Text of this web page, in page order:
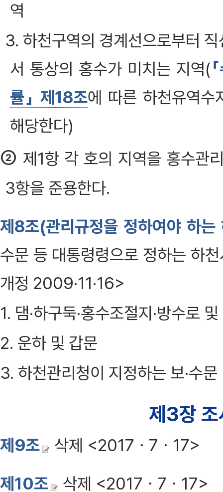
역
3. 하천구역의 경계선으로부터
서 통상의 홍수가 미치는 지역(
률」 제18조에 따른 하천유역수
해당한다)
② 제1항 각 호의 지역을 홍수관
3항을 준용한다.
제8조(관리규정을 정하여야 하는
수문 등 대통령령으로 정하는 하
개정 2009·11·16>
1. 댐·하구둑·홍수조절지·방수로
2. 운하 및 갑문
3. 하천관리청이 지정하는 보·수
제3장 조
제9조
삭제 <2017ㆍ7ㆍ17>
제10조
삭제 <2017ㆍ7ㆍ17>